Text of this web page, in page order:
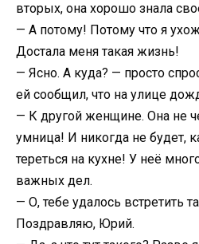
вторых, она хорошо знала
— А потому! Потому что я
Достала меня такая жизнь!
— Ясно. А куда? — просто
ей сообщил, что на улице
— К другой женщине. Она не
умница! И никогда не будет,
тереться на кухне! У неё
важных дел.
— О, тебе удалось встретить
Поздравляю, Юрий.